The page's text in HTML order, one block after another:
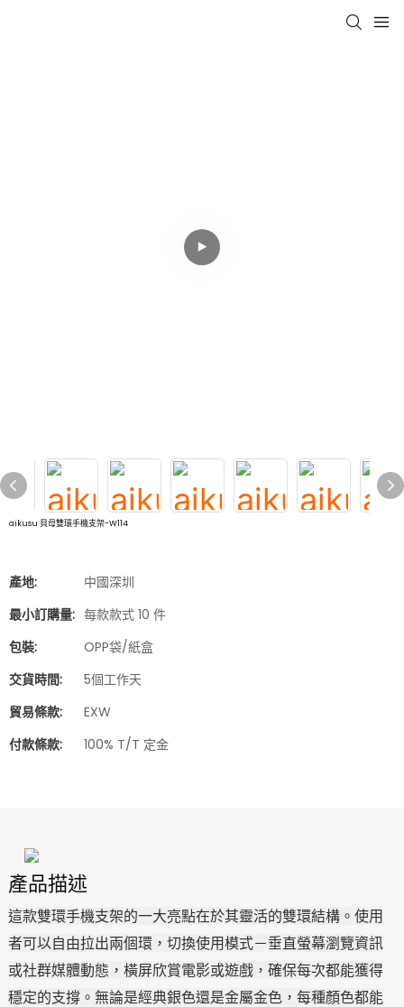
aikusu 貝母雙環手機支架-W114
產地:
中國深圳
最小訂購量: 每款款式 10 件
包裝:
OPP袋/紙盒
交貨時間:
5個工作天
貿易條款:
EXW
付款條款:
100% T/T 定金
產品描述
這款雙環手機支架的一大亮點在於其靈活的雙環結構。使用
者可以自由拉出兩個環，切換使用模式－垂直螢幕瀏覽資訊
或社群媒體動態，橫屏欣賞電影或遊戲，確保每次都能獲得
穩定的支撐。無論是經典銀色還是金屬金色，每種顏色都能